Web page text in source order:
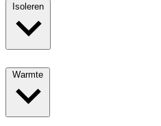
Isoleren
Warmte